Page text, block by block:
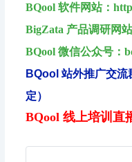
BQool 软件网站：
BigZata 产品调研网
BQool 微信公众号：
BQool 站外推广交
定）
BQool 线上培训直